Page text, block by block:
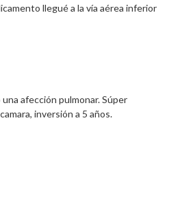
llegué a la vía aérea inferior
afección pulmonar. Súper
inversión a 5 años.